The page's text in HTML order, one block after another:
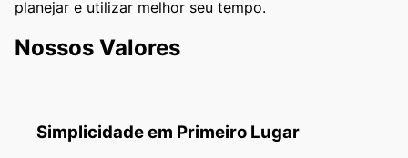
planejar e utilizar melhor seu tempo.
Nossos Valores
Simplicidade em Primeiro Lugar